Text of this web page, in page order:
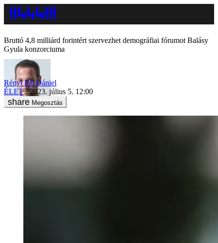
Bruttó 4,8 milliárd forintért szervezhet demográfiai fórumot Balásy
Gyula konzorciuma
Rényi Pál Dániel
ÉLET
2023. július 5. 12:00
Megosztás